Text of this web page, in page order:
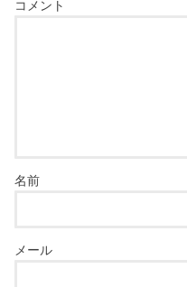
コメント
名前
メール